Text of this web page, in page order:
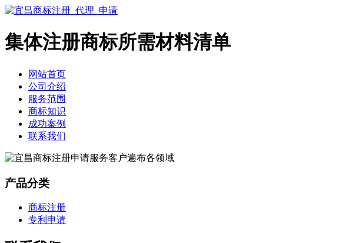
集体注册商标所需材料清单
网站首页
公司介绍
服务范围
商标知识
成功案例
联系我们
产品分类
商标注册
专利申请